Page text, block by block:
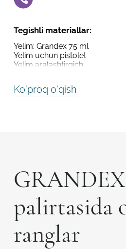
Tegishli materiallar:
Yelim: Grandex 75 ml
Yelim uchun pistolet
Yelim aralashtirgich
Ko'proq o'qish
GRANDEX
palirtasida
ranglar